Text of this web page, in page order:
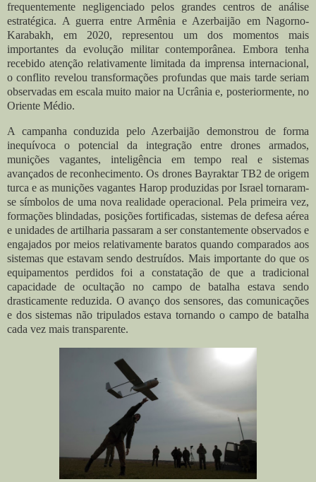
frequentemente negligenciado pelos grandes centros de análise
estratégica. A guerra entre Armênia e Azerbaijão em Nagorno-
Karabakh, em 2020, representou um dos momentos mais
importantes da evolução militar contemporânea. Embora tenha
recebido atenção relativamente limitada da imprensa internacional,
o conflito revelou transformações profundas que mais tarde seriam
observadas em escala muito maior na Ucrânia e, posteriormente, no
Oriente Médio.
A campanha conduzida pelo Azerbaijão demonstrou de forma
inequívoca o potencial da integração entre drones armados,
munições vagantes, inteligência em tempo real e sistemas
avançados de reconhecimento. Os drones Bayraktar TB2 de origem
turca e as munições vagantes Harop produzidas por Israel tornaram-
se símbolos de uma nova realidade operacional. Pela primeira vez,
formações blindadas, posições fortificadas, sistemas de defesa aérea
e unidades de artilharia passaram a ser constantemente observados e
engajados por meios relativamente baratos quando comparados aos
sistemas que estavam sendo destruídos. Mais importante do que os
equipamentos perdidos foi a constatação de que a tradicional
capacidade de ocultação no campo de batalha estava sendo
drasticamente reduzida. O avanço dos sensores, das comunicações
e dos sistemas não tripulados estava tornando o campo de batalha
cada vez mais transparente.